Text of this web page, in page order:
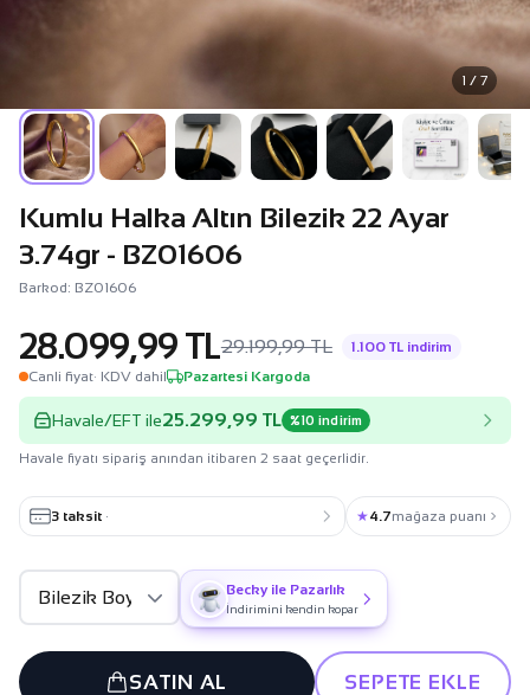
1 / 7
Kumlu Halka Altın Bilezik 22 Ayar
3.74gr - BZ01606
Barkod: BZ01606
28.099,99 TL29.199,99 TL
1.100 TL indirim
Canli fiyat· KDV dahil Pazartesi Kargoda
Havale/EFT ile25.299,99 TL %10 indirim
Havale fiyatı sipariş anından itibaren 2 saat geçerlidir.
3 taksit · ★4.7mağaza puanı
Becky ile Pazarlık
İndirimini kendin kopar
SATIN AL SEPETE EKLE